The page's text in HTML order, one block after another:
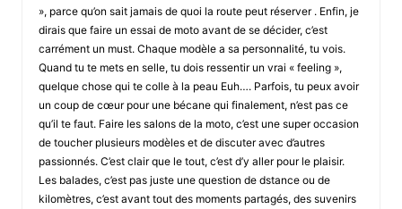
», parce qu’on sait jamais de quoi la route peut réserver . Enfin, je
dirais que faire un essai de moto avant de se décider, c’est
carrément un must. Chaque modèle a sa personnalité, tu vois.
Quand tu te mets en selle, tu dois ressentir un vrai « feeling »,
quelque chose qui te colle à la peau Euh…. Parfois, tu peux avoir
un coup de cœur pour une bécane qui finalement, n’est pas ce
qu’il te faut. Faire les salons de la moto, c’est une super occasion
de toucher plusieurs modèles et de discuter avec d’autres
passionnés. C’est clair que le tout, c’est d’y aller pour le plaisir.
Les balades, c’est pas juste une question de dstance ou de
kilomètres, c’est avant tout des moments partagés, des suvenirs